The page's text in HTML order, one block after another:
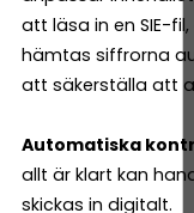
att läsa in en SIE-
hämtas siffrorna
att säkerställa att
Automatiska
allt är klart kan
skickas in digitalt.